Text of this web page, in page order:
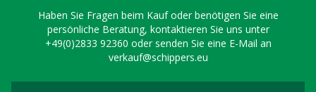
Ansaugfilter schwer Edelstahl
8804943
Ansauglanze V2A für Greenline
Haben Sie Fragen beim Kauf oder benötigen Sie eine
persönliche Beratung, kontaktieren Sie uns unter
+49(0)2833 92360 oder senden Sie eine E-Mail an
verkauf@schippers.eu